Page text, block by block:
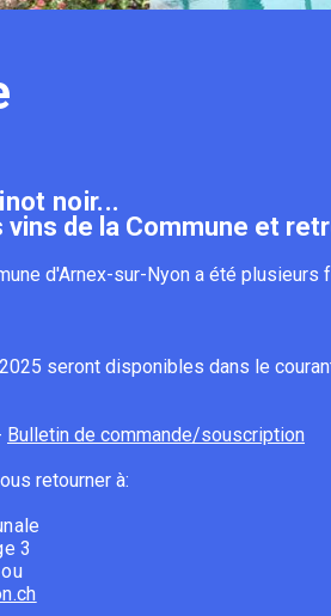
noir...
vins de la Commune et
d'Arnex-sur-Nyon a été plusieurs
seront disponibles dans le
Bulletin de commande/souscription
retourner à:
3